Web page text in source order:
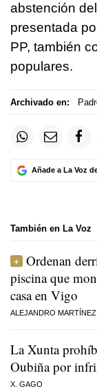
abstención
presentada
PP, también
populares.
Archivado en:
Añade a La Voz
También en La Voz
Ordenan
piscina que
casa en Vigo
ALEJANDRO MARTÍNEZ
La Xunta
Oubiña por
X. GAGO